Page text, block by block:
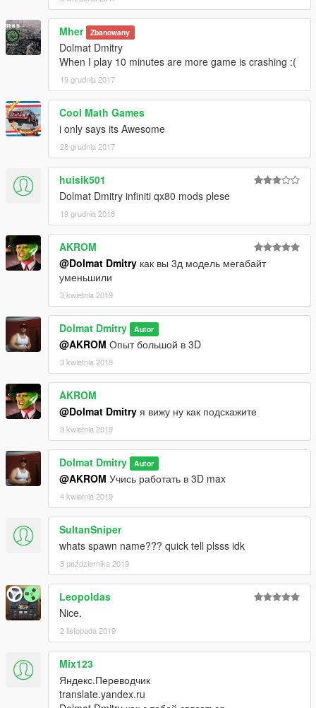
Mher Zbanowany
Dolmat Dmitry
When I play 10 minutes are more game is crashing :(
19 grudnia 2017
Cool Math Games
i only says its Awesome
28 grudnia 2017
huisik501
Dolmat Dmitry infiniti qx80 mods plese
19 grudnia 2018
AKROM
@Dolmat Dmitry как вы 3д модель мегабайт
уменьшили
3 kwietnia 2019
Dolmat Dmitry Autor
@AKROM Опыт большой в 3D
3 kwietnia 2019
AKROM
@Dolmat Dmitry я вижу ну как подскажите
3 kwietnia 2019
Dolmat Dmitry Autor
@AKROM Учись работать в 3D max
4 kwietnia 2019
SultanSniper
whats spawn name??? quick tell plsss idk
3 października 2019
Leopoldas
Nice.
2 listopada 2019
Mix123
Яндекс.Переводчик
translate.yandex.ru